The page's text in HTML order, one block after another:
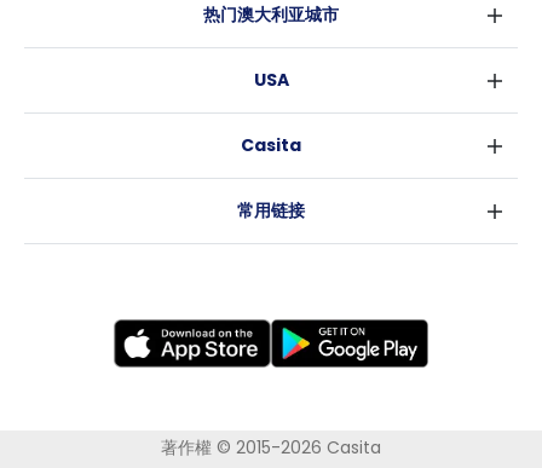
爱丁堡
利兹
考文垂
莱斯特
纽卡斯尔
热门澳大利亚城市
布里斯班
阿德莱德
USA
洛杉矶
Casita
常用链接
著作權 © 2015-2026 Casita